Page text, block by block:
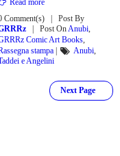
Read more
Comment(s)
Post By
Post OnAnubi,
Comic Art Books,
stampa
Anubi,
e Angelini